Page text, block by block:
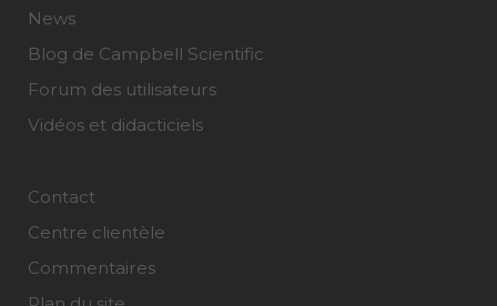
News
Blog de Campbell Scientific
Forum des utilisateurs
Vidéos et didacticiels
Contact
Centre clientèle
Commentaires